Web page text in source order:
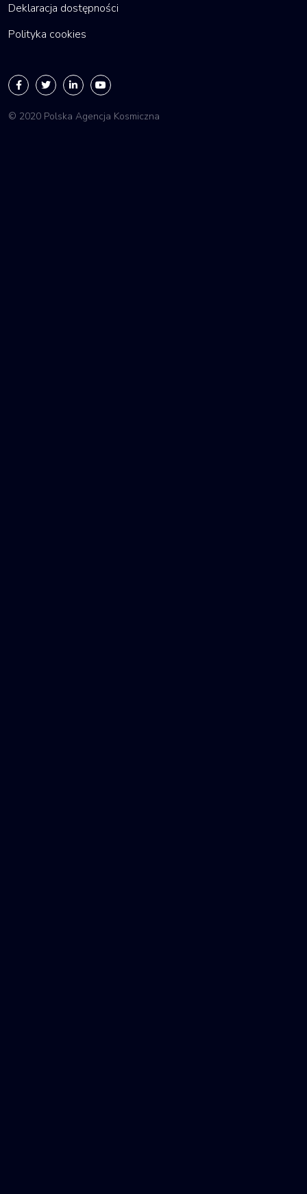
Deklaracja dostępności
Polityka cookies
© 2020 Polska Agencja Kosmiczna